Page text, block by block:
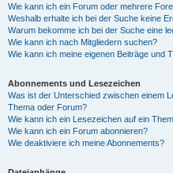
Wie kann ich ein Forum oder mehrere
Weshalb erhalte ich bei der Suche keine
Warum bekomme ich bei der Suche eine
Wie kann ich nach Mitgliedern suchen?
Wie kann ich meine eigenen Beiträge und
Abonnements und Lesezeichen
Was ist der Unterschied zwischen einem
Thema oder Forum?
Wie kann ich ein Lesezeichen auf ein
Wie kann ich ein Forum abonnieren?
Wie deaktiviere ich meine Abonnements?